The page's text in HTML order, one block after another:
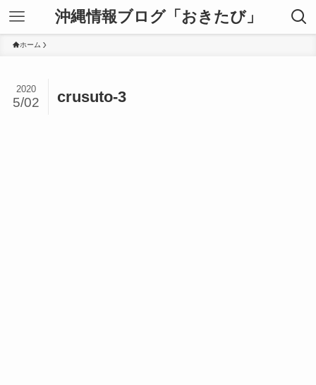
沖縄情報ブログ「おきたび」
ホーム
crusuto-3
2020
5/02